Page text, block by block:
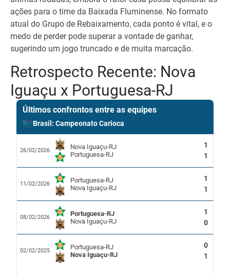
ações para o time da Baixada Fluminense. No formato
atual do Grupo de Rebaixamento, cada ponto é vital, e o
medo de perder pode superar a vontade de ganhar,
sugerindo um jogo truncado e de muita marcação.
Retrospecto Recente: Nova
Iguaçu x Portuguesa-RJ
Últimos confrontos entre as equipes
Brasil: Campeonato Carioca
26/02/2026
Nova Iguaçu-RJ
Portuguesa-RJ
1
1
11/02/2026
Portuguesa-RJ
Nova Iguaçu-RJ
1
1
08/02/2026
Portuguesa-RJ
Nova Iguaçu-RJ
1
0
02/02/2025
Portuguesa-RJ
Nova Iguaçu-RJ
0
1